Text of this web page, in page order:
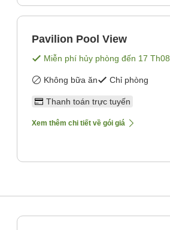
Pavilion Pool View
Miễn phí hủy phòng đến 17 Th08
Không bữa ăn Chỉ phòng
Thanh toán trực tuyến
Xem thêm chi tiết về gói giá